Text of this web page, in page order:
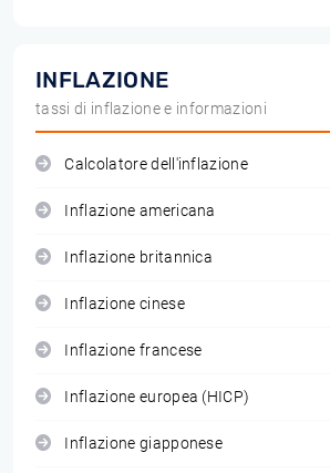
INFLAZIONE
tassi di inflazione e informazioni
Calcolatore dell'inflazione
Inflazione americana
Inflazione britannica
Inflazione cinese
Inflazione francese
Inflazione europea (HICP)
Inflazione giapponese